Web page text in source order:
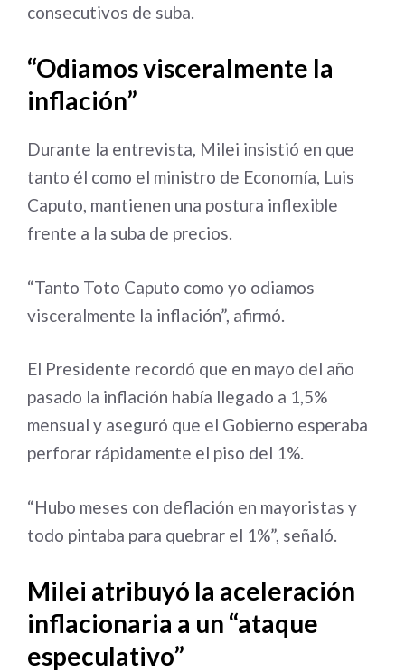
consecutivos de suba.
“Odiamos visceralmente la
inflación”
Durante la entrevista, Milei insistió en que
tanto él como el ministro de Economía, Luis
Caputo, mantienen una postura inflexible
frente a la suba de precios.
“Tanto Toto Caputo como yo odiamos
visceralmente la inflación”, afirmó.
El Presidente recordó que en mayo del año
pasado la inflación había llegado a 1,5%
mensual y aseguró que el Gobierno esperaba
perforar rápidamente el piso del 1%.
“Hubo meses con deflación en mayoristas y
todo pintaba para quebrar el 1%”, señaló.
Milei atribuyó la aceleración
inflacionaria a un “ataque
especulativo”